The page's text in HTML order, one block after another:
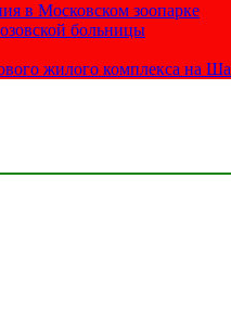
в Московском зоопарке
больницы
жилого комплекса на